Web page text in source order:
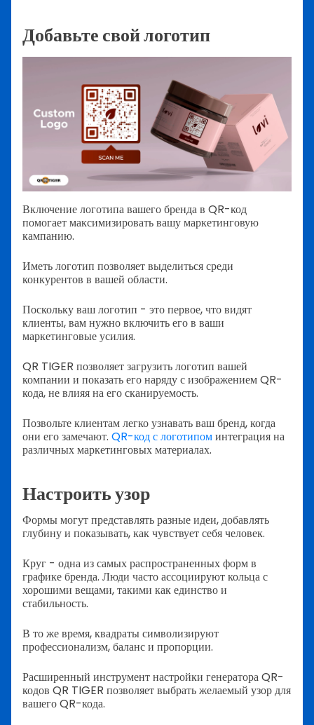
Добавьте свой логотип
Включение логотипа вашего бренда в QR-код
помогает максимизировать вашу маркетинговую
кампанию.
Иметь логотип позволяет выделиться среди
конкурентов в вашей области.
Поскольку ваш логотип - это первое, что видят
клиенты, вам нужно включить его в ваши
маркетинговые усилия.
QR TIGER позволяет загрузить логотип вашей
компании и показать его наряду с изображением QR-
кода, не влияя на его сканируемость.
Позвольте клиентам легко узнавать ваш бренд, когда
они его замечают. QR-код с логотипоминтеграция на
различных маркетинговых материалах.
Настроить узор
Формы могут представлять разные идеи, добавлять
глубину и показывать, как чувствует себя человек.
Круг - одна из самых распространенных форм в
графике бренда. Люди часто ассоциируют кольца с
хорошими вещами, такими как единство и
стабильность.
В то же время, квадраты символизируют
профессионализм, баланс и пропорции.
Расширенный инструмент настройки генератора QR-
кодов QR TIGER позволяет выбрать желаемый узор для
вашего QR-кода.